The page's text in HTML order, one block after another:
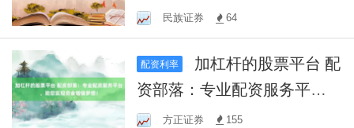
者必看的信誉与安全性分析
民族证券 64
配资利率
资部落：专业配资服务平
台，助您实现资金增值梦
方正证券 155